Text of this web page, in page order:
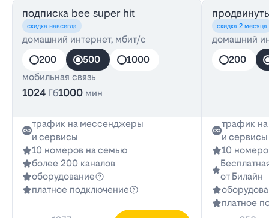
подписка bee super hit
скидка навсегда
домашний интернет, мбит/с
200
500
1000
мобильная связь
1024 Гб1000 мин
трафик на мессенджеры
и сервисы
10 номеров на семью
более 200 каналов
оборудование
платное подключение
скидка 2 месяца
домашний
200
трафик
и сервисы
10
от Билайн
платное